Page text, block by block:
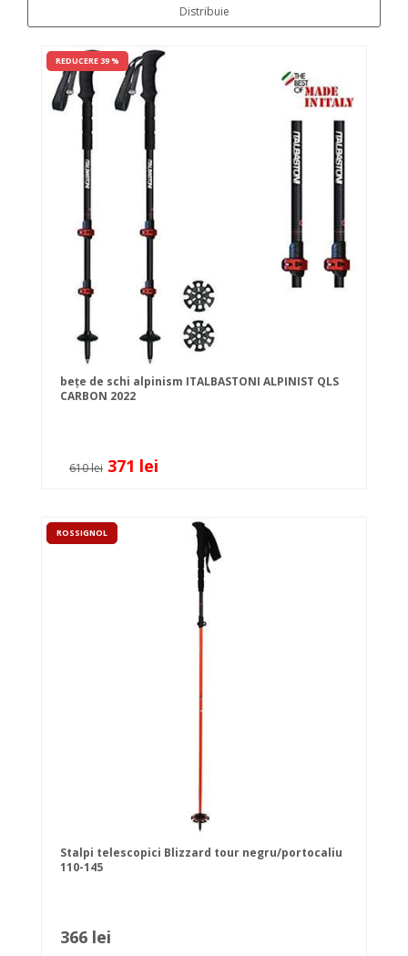
Distribuie
REDUCERE 39 %
bețe de schi alpinism ITALBASTONI ALPINIST QLS
CARBON 2022
610 lei 371 lei
ROSSIGNOL
Stalpi telescopici Blizzard tour negru/portocaliu
110-145
366 lei